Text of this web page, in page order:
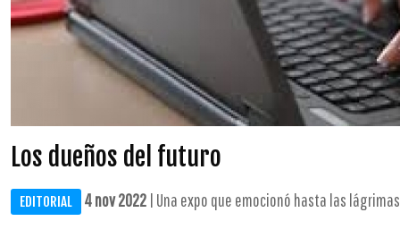
Los dueños del futuro
EDITORIAL 4 nov 2022 | Una expo que emocionó hasta las